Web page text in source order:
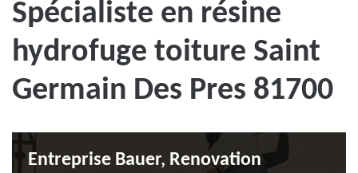
Spécialiste en résine
hydrofuge toiture Saint
Germain Des Pres 81700
Entreprise Bauer, Renovation